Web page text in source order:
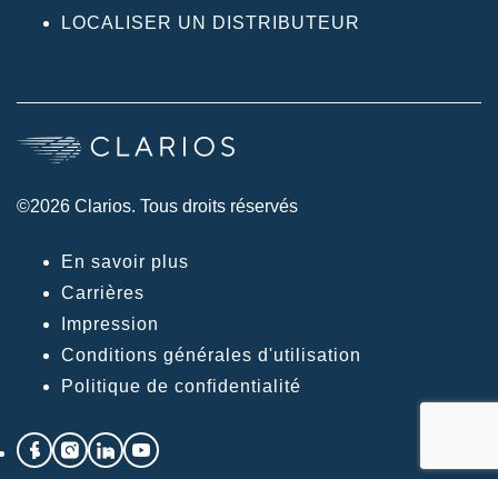
LOCALISER UN DISTRIBUTEUR
©2026 Clarios. Tous droits réservés
En savoir plus
Carrières
Impression
Conditions générales d'utilisation
Politique de confidentialité